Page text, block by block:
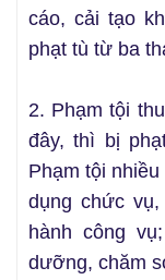
cáo, cải tạo
phạt tù từ ba
2. Phạm tội
đây, thì bị
Phạm tội
dụng chức
hành công
dưỡng, chăm